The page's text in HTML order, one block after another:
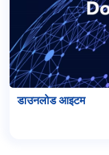
डाउनलोड आइटम